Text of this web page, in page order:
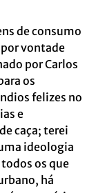
de consumo
vontade
por Carlos
os
felizes no
e
caça; terei
ideologia
os que
há